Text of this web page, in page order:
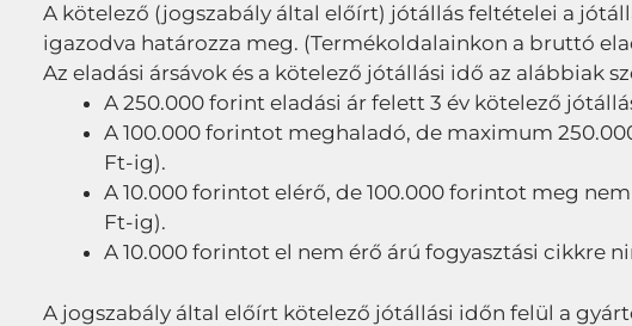
A kötelező (jogszabály által előírt) jótállás feltételei a
igazodva határozza meg. (Termékoldalainkon a bruttó
Az eladási ársávok és a kötelező jótállási idő az alábbiak
A 250.000 forint eladási ár felett 3 év kötelező
A 100.000 forintot meghaladó, de maximum
Ft-ig).
A 10.000 forintot elérő, de 100.000 forintot meg
Ft-ig).
A 10.000 forintot el nem érő árú fogyasztási cikkre
A jogszabály által előírt kötelező jótállási időn felül a